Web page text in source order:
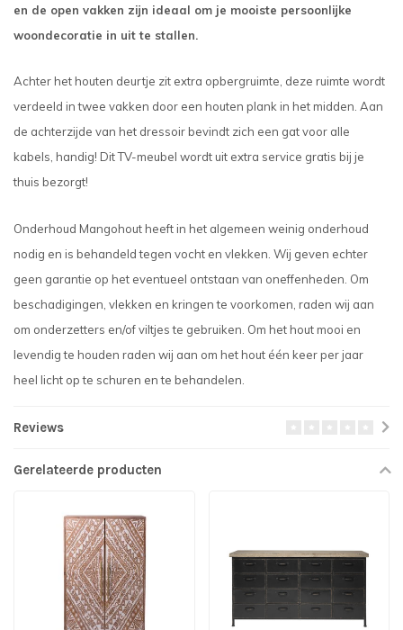
en de open vakken zijn ideaal om je mooiste persoonlijke
woondecoratie in uit te stallen.
Achter het houten deurtje zit extra opbergruimte, deze ruimte wordt
verdeeld in twee vakken door een houten plank in het midden. Aan
de achterzijde van het dressoir bevindt zich een gat voor alle
kabels, handig! Dit TV-meubel wordt uit extra service gratis bij je
thuis bezorgt!
Onderhoud Mangohout heeft in het algemeen weinig onderhoud
nodig en is behandeld tegen vocht en vlekken. Wij geven echter
geen garantie op het eventueel ontstaan van oneffenheden. Om
beschadigingen, vlekken en kringen te voorkomen, raden wij aan
om onderzetters en/of viltjes te gebruiken. Om het hout mooi en
levendig te houden raden wij aan om het hout één keer per jaar
heel licht op te schuren en te behandelen.
Reviews
Gerelateerde producten